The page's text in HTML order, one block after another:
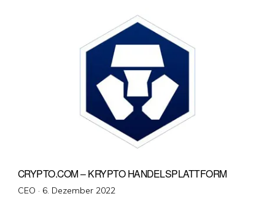
CRYPTO.COM – KRYPTO HANDELSPLATTFORM
CEO · Veröffentlicht
6. Dezember 2022